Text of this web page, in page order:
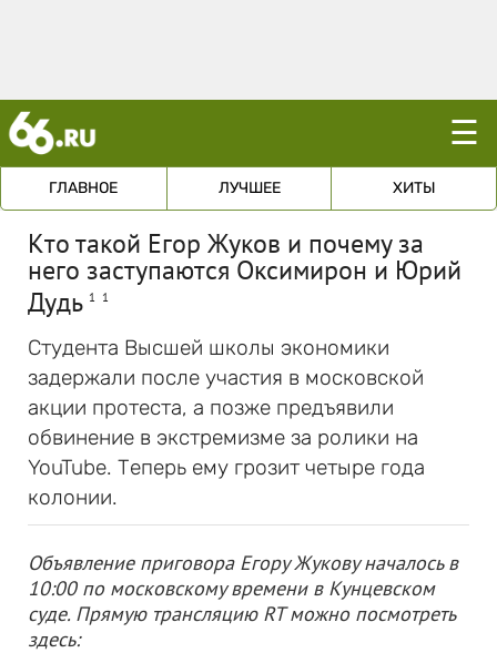
☰
ГЛАВНОЕ ЛУЧШЕЕ ХИТЫ
Кто такой Егор Жуков и почему за
него заступаются Оксимирон и Юрий
Дудь 1 1
Студента Высшей школы экономики
задержали после участия в московской
акции протеста, а позже предъявили
обвинение в экстремизме за ролики на
YouTube. Теперь ему грозит четыре года
колонии.
Объявление приговора Егору Жукову началось в
10:00 по московскому времени в Кунцевском
суде. Прямую трансляцию RT можно посмотреть
здесь: